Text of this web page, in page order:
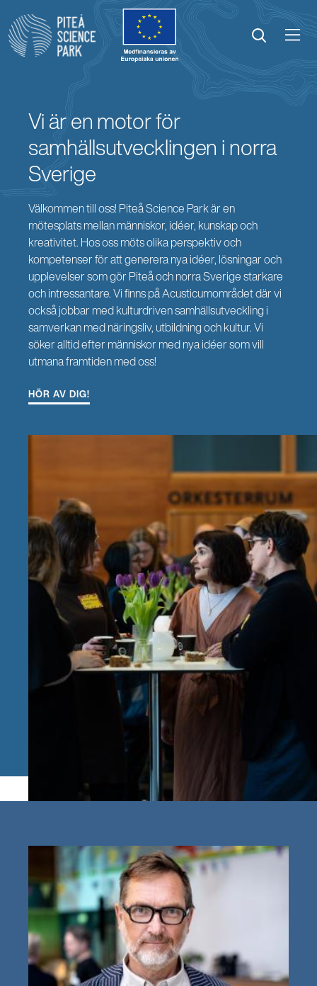
Öppna sök
Öppna menyn
Vi är en motor för
samhällsutvecklingen i norra
Sverige
Välkommen till oss! Piteå Science Park är en
mötesplats mellan människor, idéer, kunskap och
kreativitet. Hos oss möts olika perspektiv och
kompetenser för att generera nya idéer, lösningar och
upplevelser som gör Piteå och norra Sverige starkare
och intressantare. Vi finns på Acusticumområdet där vi
också jobbar med kulturdriven samhällsutveckling i
samverkan med näringsliv, utbildning och kultur. Vi
söker alltid efter människor med nya idéer som vill
utmana framtiden med oss!
HÖR AV DIG!